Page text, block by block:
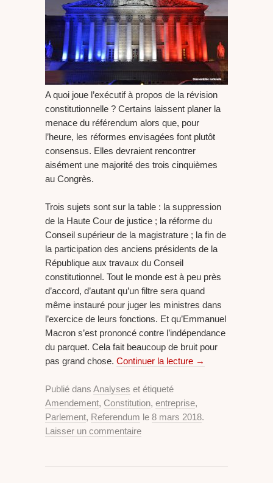
A quoi joue l’exécutif à propos de la révision
constitutionnelle ? Certains laissent planer la
menace du référendum alors que, pour
l’heure, les réformes envisagées font plutôt
consensus. Elles devraient rencontrer
aisément une majorité des trois cinquièmes
au Congrès.
Trois sujets sont sur la table : la suppression
de la Haute Cour de justice ; la réforme du
Conseil supérieur de la magistrature ; la fin de
la participation des anciens présidents de la
République aux travaux du Conseil
constitutionnel. Tout le monde est à peu près
d’accord, d’autant qu’un filtre sera quand
même instauré pour juger les ministres dans
l’exercice de leurs fonctions. Et qu’Emmanuel
Macron s’est prononcé contre l’indépendance
du parquet. Cela fait beaucoup de bruit pour
pas grand chose. Continuer la lecture →
Publié dans Analyses et étiqueté
Amendement, Constitution, entreprise,
Parlement, Referendum le 8 mars 2018.
Laisser un commentaire